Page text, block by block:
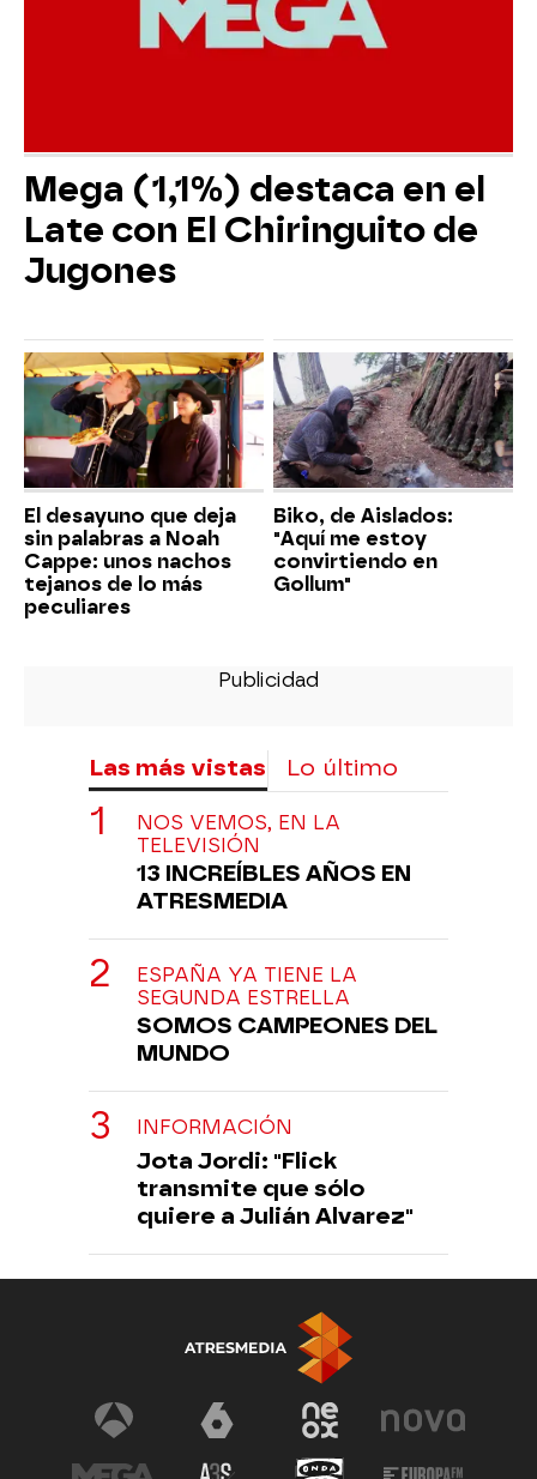
Mega (1,1%) destaca en el
Late con El Chiringuito de
Jugones
El desayuno que deja
sin palabras a Noah
Cappe: unos nachos
tejanos de lo más
peculiares
Biko, de Aislados:
"Aquí me estoy
convirtiendo en
Gollum"
Las más vistas Lo último
NOS VEMOS, EN LA
TELEVISIÓN
13 INCREÍBLES AÑOS EN
ATRESMEDIA
ESPAÑA YA TIENE LA
SEGUNDA ESTRELLA
SOMOS CAMPEONES DEL
MUNDO
INFORMACIÓN
Jota Jordi: "Flick
transmite que sólo
quiere a Julián Alvarez"